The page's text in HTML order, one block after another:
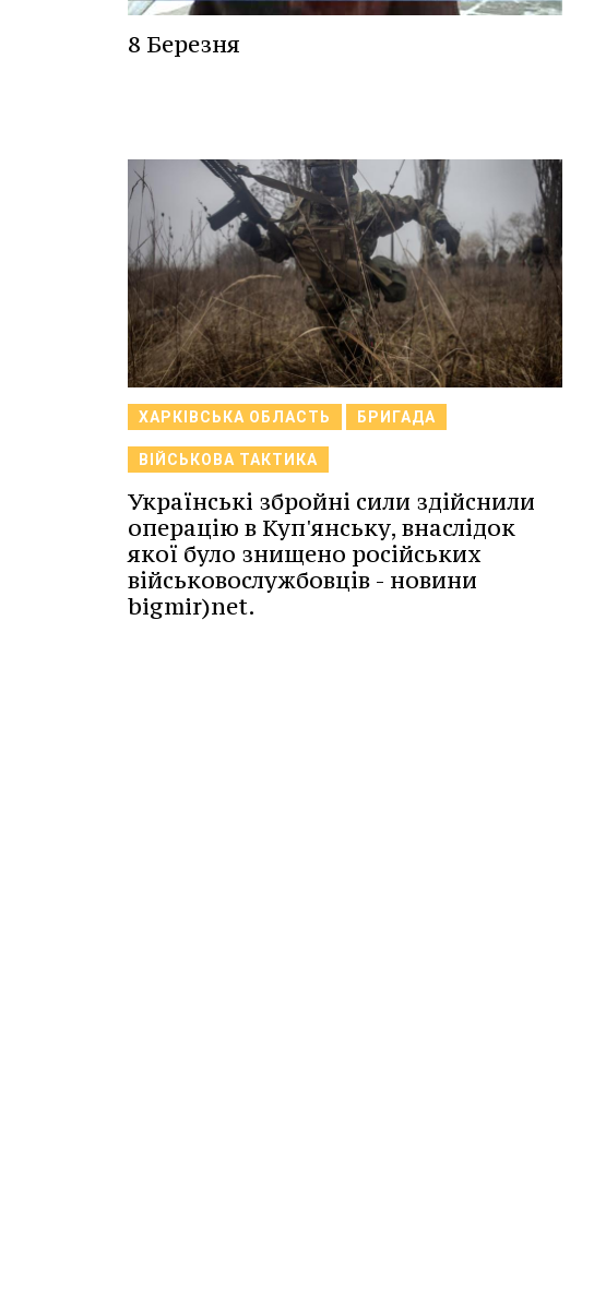
8 Березня
ХАРКІВСЬКА ОБЛАСТЬ БРИГАДА
ВІЙСЬКОВА ТАКТИКА
Українські збройні сили здійснили
операцію в Куп'янську, внаслідок
якої було знищено російських
військовослужбовців - новини
bigmir)net.